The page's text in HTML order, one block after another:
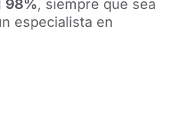
98%, siempre que sea
especialista en